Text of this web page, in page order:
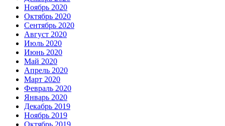
Ноябрь 2020
Октябрь 2020
Сентябрь 2020
Август 2020
Июль 2020
Июнь 2020
Май 2020
Апрель 2020
Март 2020
Февраль 2020
Январь 2020
Декабрь 2019
Ноябрь 2019